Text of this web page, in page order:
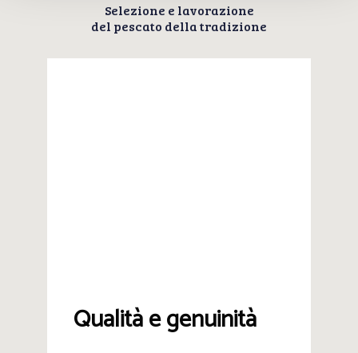
Selezione e lavorazione
del pescato della tradizione
Qualità e genuinità